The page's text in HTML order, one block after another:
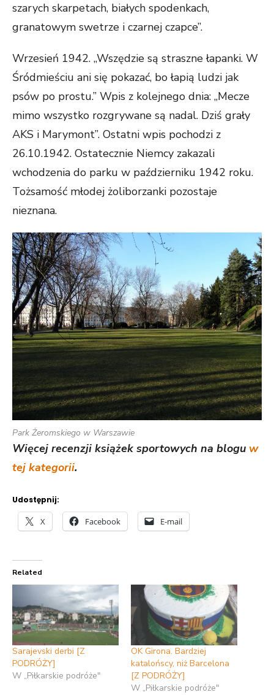
szarych skarpetach, białych spodenkach,
granatowym swetrze i czarnej czapce”.
Wrzesień 1942. „Wszędzie są straszne łapanki. W
Śródmieściu ani się pokazać, bo łapią ludzi jak
psów po prostu.” Wpis z kolejnego dnia: „Mecze
mimo wszystko rozgrywane są nadal. Dziś grały
AKS i Marymont”. Ostatni wpis pochodzi z
26.10.1942. Ostatecznie Niemcy zakazali
wchodzenia do parku w październiku 1942 roku.
Tożsamość młodej żoliborzanki pozostaje
nieznana.
Park Żeromskiego w Warszawie
Więcej recenzji książek sportowych na blogu w
tej kategorii.
Udostępnij:
X Facebook E-mail
Related
Sarajevski derbi [Z
PODRÓŻY]
W „Piłkarskie podróże"
OK Girona. Bardziej
katalońscy, niż Barcelona
[Z PODRÓŻY]
W „Piłkarskie podróże"